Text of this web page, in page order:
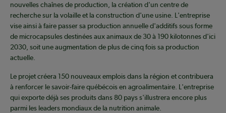
nouvelles chaînes de production, la création d'un centre de
recherche sur la volaille et la construction d'une usine. L'entreprise
vise ainsi à faire passer sa production annuelle d'additifs sous forme
de microcapsules destinées aux animaux de 30 à 190 kilotonnes d'ici
2030, soit une augmentation de plus de cinq fois sa production
actuelle.
Le projet créera 150 nouveaux emplois dans la région et contribuera
à renforcer le savoir-faire québécois en agroalimentaire. L'entreprise
qui exporte déjà ses produits dans 80 pays s'illustrera encore plus
parmi les leaders mondiaux de la nutrition animale.